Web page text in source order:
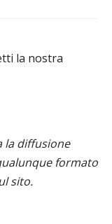
la nostra
la diffusione
formato
sito.